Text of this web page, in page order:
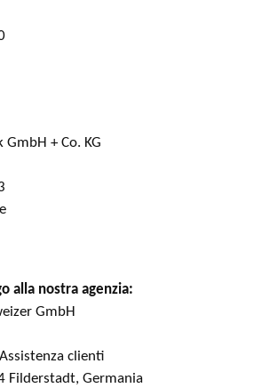
GmbH + Co. KG
alla nostra agenzia:
GmbH
clienti
Filderstadt, Germania